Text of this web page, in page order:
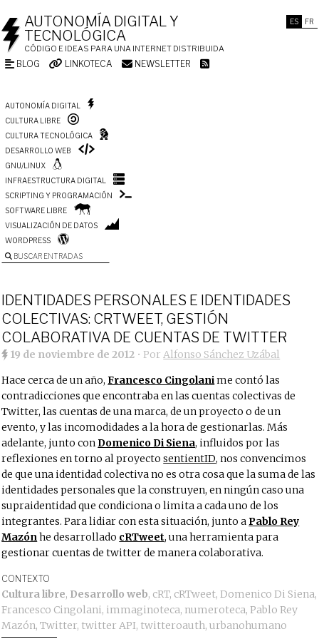
ES FR
AUTONOMÍA DIGITAL Y
TECNOLÓGICA
CÓDIGO E IDEAS PARA UNA INTERNET DISTRIBUIDA
BLOG LINKOTECA NEWSLETTER
AUTONOMÍA DIGITAL
CULTURA LIBRE
CULTURA TECNOLÓGICA
DESARROLLO WEB
GNU/LINUX
INFRAESTRUCTURA DIGITAL
SCRIPTING Y PROGRAMACIÓN
SOFTWARE LIBRE
VISUALIZACIÓN DE DATOS
WORDPRESS
BUSCAR ENTRADAS
IDENTIDADES PERSONALES E IDENTIDADES
COLECTIVAS: CRTWEET, GESTIÓN
COLABORATIVA DE CUENTAS DE TWITTER
19 de noviembre de 2012 • PorAlfonso Sánchez Uzábal
Hace cerca de un año,Francesco Cingolanime contó las
contradicciones que encontraba en las cuentas colectivas de
Twitter, las cuentas de una marca, de un proyecto o de un
evento, y las incomodidades a la hora de gestionarlas. Más
adelante, junto conDomenico Di Siena, influidos por las
reflexiones en torno al proyectosentientID, nos convencimos
de que una identidad colectiva no es otra cosa que la suma de las
identidades personales que la construyen, en ningún caso una
supraidentidad que condiciona o limita a cada uno de los
integrantes. Para lidiar con esta situación, junto aPablo Rey
Mazónhe desarrollado cRTweet, una herramienta para
gestionar cuentas de twitter de manera colaborativa.
CONTEXTO
Cultura libre, Desarrollo web, cRT, cRTweet,Domenico Di Siena,
Francesco Cingolani, immaginoteca, numeroteca,Pablo Rey
Mazón,Twitter, twitter API, twitteroauth,urbanohumano